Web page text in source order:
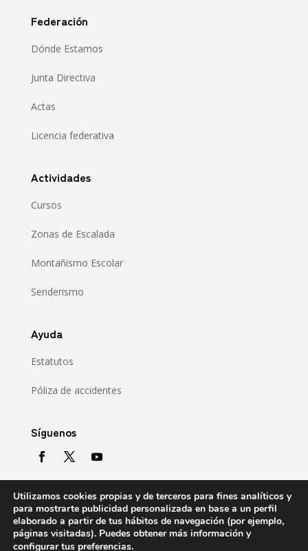
Federación
Dónde Estamos
Junta Directiva
Actas
Licencia federativa
Actividades
Cursos
Zonas de Escalada
Montañismo Escolar
Senderismo
Ayuda
Estatutos
Póliza de accidentes
Síguenos
Utilizamos cookies propias y de terceros para fines analíticos y
para mostrarte publicidad personalizada en base a un perfil
elaborado a partir de tus hábitos de navegación (por ejemplo,
páginas visitadas). Puedes obtener más información y
configurar tus preferencias.